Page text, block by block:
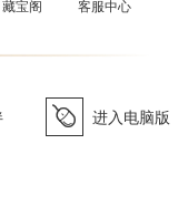
藏宝阁 客服中心
򰀄 进入电脑版